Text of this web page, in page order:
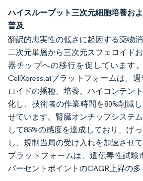
ハイスループット三次元細胞培養お
普及
翻訳的忠実性の低さに起因する薬物
二次元単層から三次元スフェロイド
器チップへの移行を促しています。
CellXpress.aiプラットフォームは、
ロイドの播種、培養、ハイコンテン
化し、技術者の作業時間を80%削減
せています。腎臓オンチップシステ
して85%の感度を達成しており、げ
し、規制当局の受け入れを加速させ
プラットフォームは、遺伝毒性試験
パーセントポイントのCAGR上昇の多